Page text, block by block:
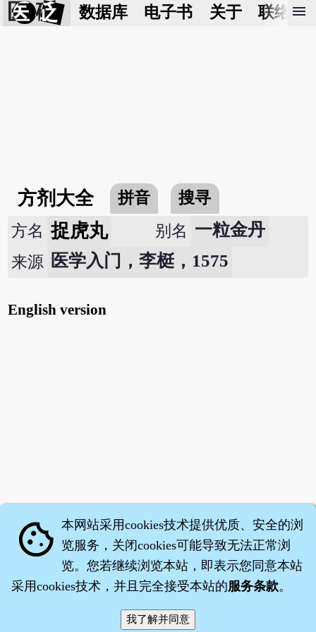
医 砭 数据库 电子书 关于 联络我
menu
方剂大全 拼音
搜寻
方名 捉虎丸 别名 一粒金丹
来源 医学入门，李梃，1575
English version
·沈药子©2008～2026
cookie 本网站采用cookies技术提供优质、安全的浏
览服务，关闭cookies可能导致无法正常浏
览。您若继续浏览本站，即表示您同意本站
采用cookies技术，并且完全接受本站的服务条款。